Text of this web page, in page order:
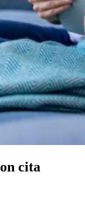
cita